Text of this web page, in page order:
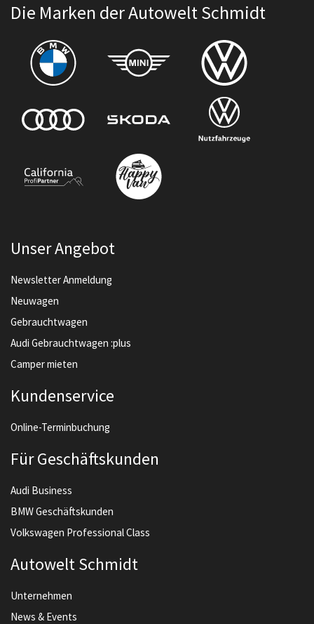
Die Marken der Autowelt Schmidt
Unser Angebot
Newsletter Anmeldung
Neuwagen
Gebrauchtwagen
Audi Gebrauchtwagen :plus
Camper mieten
Kundenservice
Online-Terminbuchung
Für Geschäftskunden
Audi Business
BMW Geschäftskunden
Volkswagen Professional Class
Autowelt Schmidt
Unternehmen
News & Events